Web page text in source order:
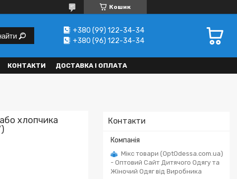
Кошик
+380 (99) 122-34-34
+380 (96) 122-34-34
КОНТАКТИ ДОСТАВКА І ОПЛАТА
Контакти
Мікс товари (OptOdessa.com.ua)
- Оптовий Сайт Дитячого Одягу та
Жіночий Одяг від Виробника
хлопчика